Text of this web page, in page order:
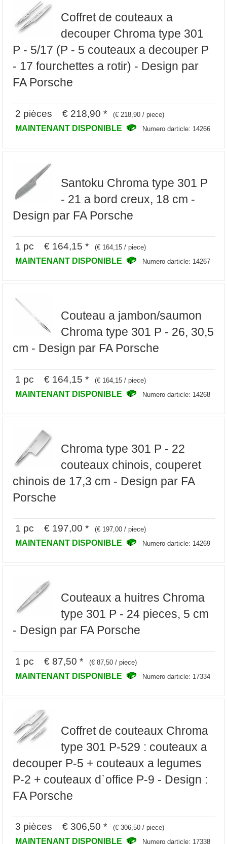
Coffret de couteaux a
decouper Chroma type 301
P - 5/17 (P - 5 couteaux a decouper P
- 17 fourchettes a rotir) - Design par
FA Porsche
2 pièces € 218,90 * (€ 218,90 / piece)
MAINTENANT DISPONIBLE Numero darticle: 14266
Santoku Chroma type 301 P
- 21 a bord creux, 18 cm -
Design par FA Porsche
1 pc € 164,15 * (€ 164,15 / piece)
MAINTENANT DISPONIBLE Numero darticle: 14267
Couteau a jambon/saumon
Chroma type 301 P - 26, 30,5
cm - Design par FA Porsche
1 pc € 164,15 * (€ 164,15 / piece)
MAINTENANT DISPONIBLE Numero darticle: 14268
Chroma type 301 P - 22
couteaux chinois, couperet
chinois de 17,3 cm - Design par FA
Porsche
1 pc € 197,00 * (€ 197,00 / piece)
MAINTENANT DISPONIBLE Numero darticle: 14269
Couteaux a huitres Chroma
type 301 P - 24 pieces, 5 cm
- Design par FA Porsche
1 pc € 87,50 * (€ 87,50 / piece)
MAINTENANT DISPONIBLE Numero darticle: 17334
Coffret de couteaux Chroma
type 301 P-529 : couteaux a
decouper P-5 + couteaux a legumes
P-2 + couteaux d`office P-9 - Design :
FA Porsche
3 pièces € 306,50 * (€ 306,50 / piece)
MAINTENANT DISPONIBLE Numero darticle: 17338